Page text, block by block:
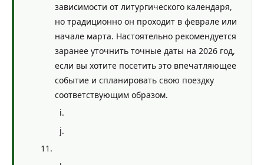
зависимости от литургического календаря,
но традиционно он проходит в феврале или
начале марта. Настоятельно рекомендуется
заранее уточнить точные даты на 2026 год,
если вы хотите посетить это впечатляющее
событие и спланировать свою поездку
соответствующим образом.